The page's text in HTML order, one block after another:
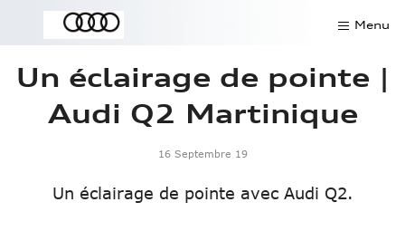
Menu
Contact
Offres du mois
Rendez-vous atelier
Un éclairage de pointe |
Audi Q2 Martinique
16 Septembre 19
Un éclairage de pointe avec Audi Q2.